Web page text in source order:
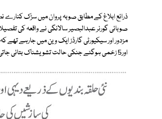
صوبائی گورنر عبدالبصیر سالانگی نے واقعہ کی
اور5 زخمی ہوگئے جنکی حالت تشویشناک بتائی جاتی ہے۔